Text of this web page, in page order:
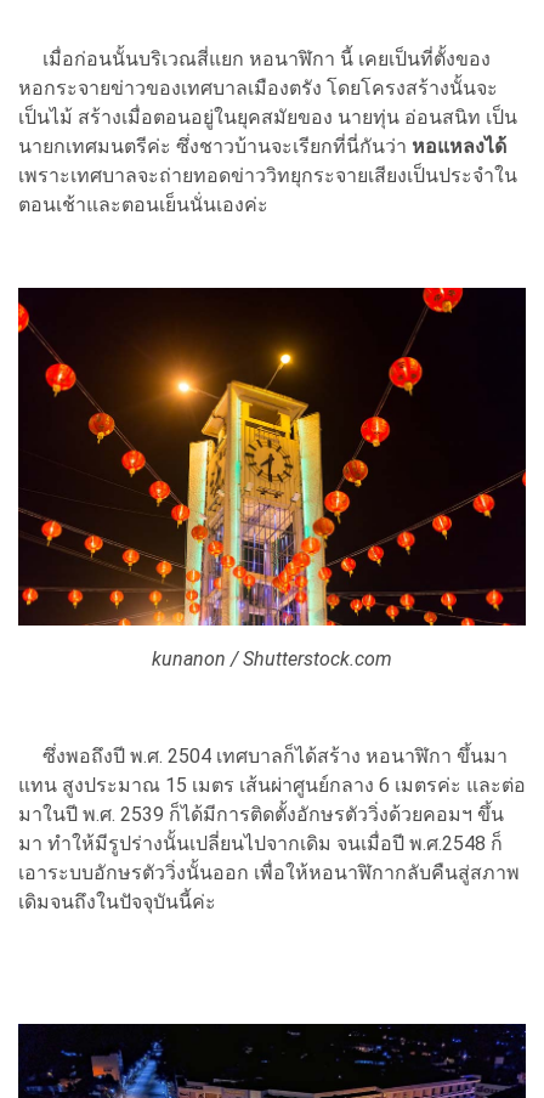
เมื่อก่อนนั้นบริเวณสี่แยก หอนาฬิกา นี้ เคยเป็นที่ตั้งของ
หอกระจายข่าวของเทศบาลเมืองตรัง โดยโครงสร้างนั้นจะ
เป็นไม้ สร้างเมื่อตอนอยู่ในยุคสมัยของ นายทุ่น อ่อนสนิท เป็น
นายกเทศมนตรีค่ะ ซึ่งชาวบ้านจะเรียกที่นี่กันว่า หอแหลงได้
เพราะเทศบาลจะถ่ายทอดข่าววิทยุกระจายเสียงเป็นประจำใน
ตอนเช้าและตอนเย็นนั่นเองค่ะ
kunanon / Shutterstock.com
ซึ่งพอถึงปี พ.ศ. 2504 เทศบาลก็ได้สร้าง หอนาฬิกา ขึ้นมา
แทน สูงประมาณ 15 เมตร เส้นผ่าศูนย์กลาง 6 เมตรค่ะ และต่อ
มาในปี พ.ศ. 2539 ก็ได้มีการติดตั้งอักษรตัววิ่งด้วยคอมฯ ขึ้น
มา ทำให้มีรูปร่างนั้นเปลี่ยนไปจากเดิม จนเมื่อปี พ.ศ.2548 ก็
เอาระบบอักษรตัววิ่งนั้นออก เพื่อให้หอนาฬิกากลับคืนสู่สภาพ
เดิมจนถึงในปัจจุบันนี้ค่ะ